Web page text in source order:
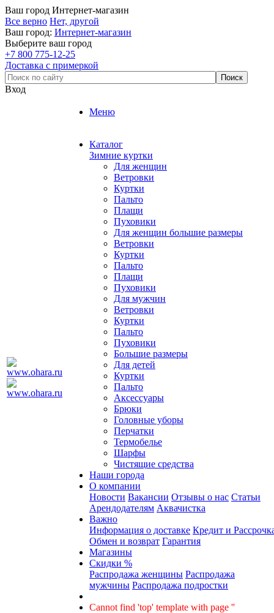
Ваш город Интернет-магазин
Все верно Нет, другой
Ваш город: Интернет-магазин
Выберите ваш город
+7 800 775-12-25
Доставка с примеркой
Вход
Меню
Каталог
Зимние куртки
Для женщин
Ветровки
Куртки
Пальто
Плащи
Пуховики
Для женщин большие размеры
Ветровки
Куртки
Пальто
Плащи
Пуховики
Для мужчин
Ветровки
Куртки
Пальто
Пуховики
Большие размеры
Для детей
Куртки
Пальто
Аксессуары
Брюки
Головные уборы
Перчатки
Термобелье
Шарфы
Чистящие средства
Наши города
О компании
Новости Вакансии Отзывы о нас Статьи
Арендодателям Аквачистка
Важно
Информация о доставке Кредит и
Обмен и возврат Гарантия
Магазины
Скидки %
Распродажа женщины Распродажа
мужчины Распродажа подростки
Cannot find 'top' template with page ''